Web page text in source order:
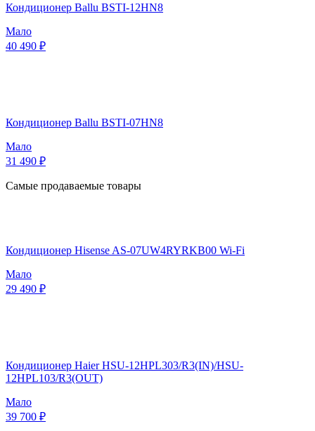
Кондиционер Ballu BSTI-12HN8
Мало
40 490 ₽
Кондиционер Ballu BSTI-07HN8
Мало
31 490 ₽
Самые продаваемые товары
Кондиционер Hisense AS-07UW4RYRKB00 Wi-Fi
Мало
29 490 ₽
Кондиционер Haier HSU-12HPL303/R3(IN)/HSU-
12HPL103/R3(OUT)
Мало
39 700 ₽